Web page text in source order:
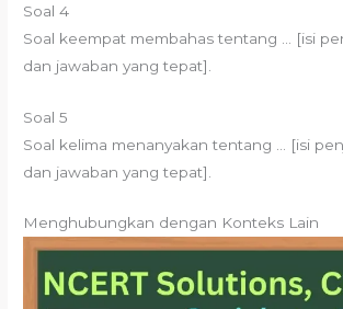
Soal 4
Soal keempat membahas tentang … [isi
dan jawaban yang tepat].
Soal 5
Soal kelima menanyakan tentang … [isi
dan jawaban yang tepat].
Menghubungkan dengan Konteks Lain